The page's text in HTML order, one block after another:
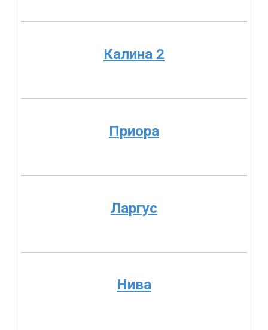
Калина 2
Приора
Ларгус
Нива